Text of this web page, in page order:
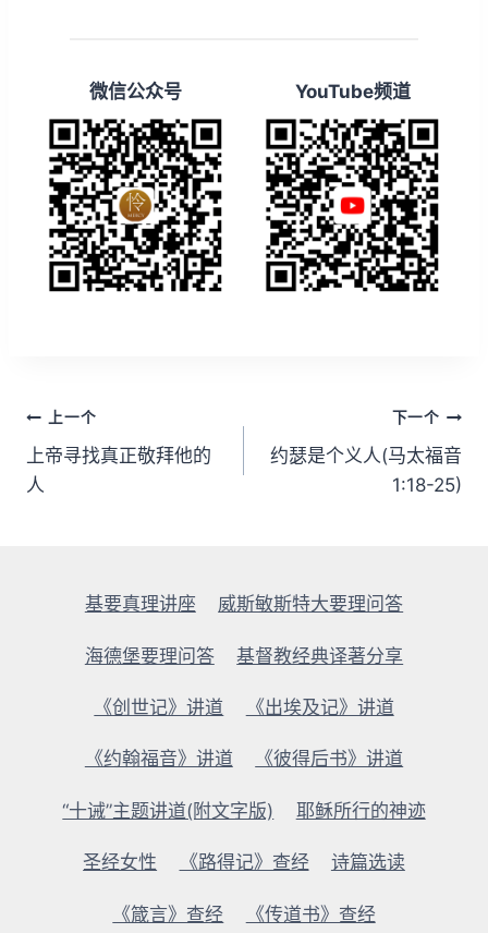
微信公众号 YouTube频道
文
章
导
上一个
上帝寻找真正敬拜他的
人
下一个
约瑟是个义人(马太福音
1:18-25)
基要真理讲座 威斯敏斯特大要理问答
海德堡要理问答 基督教经典译著分享
《创世记》讲道 《出埃及记》讲道
《约翰福音》讲道 《彼得后书》讲道
“十诫”主题讲道(附文字版) 耶稣所行的神迹
圣经女性 《路得记》查经 诗篇选读
《箴言》查经 《传道书》查经